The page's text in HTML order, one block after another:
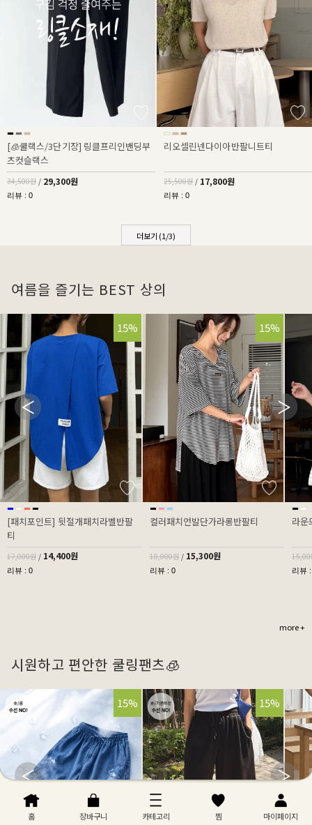
[🧊쿨랙스/3단기장] 링클프리인밴딩부
츠컷슬랙스
34,500원 / 29,300원
리뷰 : 0
리오셀린넨다이아반팔니트티
25,500원 / 17,800원
리뷰 : 0
더보기 (1/3)
여름을 즐기는 BEST 상의
15%
[패치포인트] 뒷절개패치라벨반팔
티
17,000원 / 14,400원
리뷰 : 0
15%
컬러패치언발단가라롱반팔티
18,000원 / 15,300원
리뷰 : 0
라운
리뷰
more +
시원하고 편안한 쿨링팬츠🧊
32%
15% 32%
15%
홈 장바구니 카테고리 찜 마이페이지